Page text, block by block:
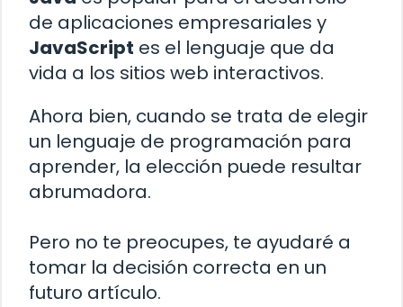
de aplicaciones empresariales y
JavaScript es el lenguaje que da
vida a los sitios web interactivos.
Ahora bien, cuando se trata de elegir
un lenguaje de programación para
aprender, la elección puede resultar
abrumadora.
Pero no te preocupes, te ayudaré a
tomar la decisión correcta en un
futuro artículo.